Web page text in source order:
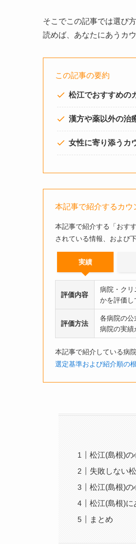
そこでこの記事では選び方
読めば、あなたにあうカ
この記事の要約
松江でおすすめの
漢方や薬以外の治
女性に寄り添うカ
本記事で紹介するカ
本記事で紹介する「おす
されている情報、および
実績
評価内容
病院・クリ
かを評価し
評価方法
各病院の公
病院の実績
本記事で紹介している病
選定基準および紹介順の
松江(島根)
失敗しない
松江(島根)の
松江(島根)
まとめ